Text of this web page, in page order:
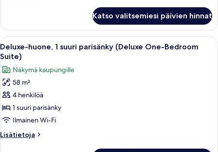
Suite)
kuvat
useita
sänkyjä
(Superior
Two
Bedroom
Suite)
Katso valitsemiesi päivien hinnat
Avaa
kaikki
huonetyypin
Deluxe-
huone,
1
suuri
parisänky
(Deluxe
One-
Deluxe-huone, 1 suuri parisänky
25
Deluxe-huone, 1 suuri parisänky (Deluxe One-Bedroom
Suite)
Näkymä kaupungille
58 m²
4 henkilöä
1 suuri parisänky
Ilmainen Wi-Fi
Lisätietoja
Lisätietoja